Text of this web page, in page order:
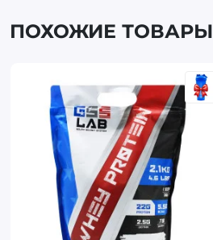
ПОХОЖИЕ ТОВАРЫ